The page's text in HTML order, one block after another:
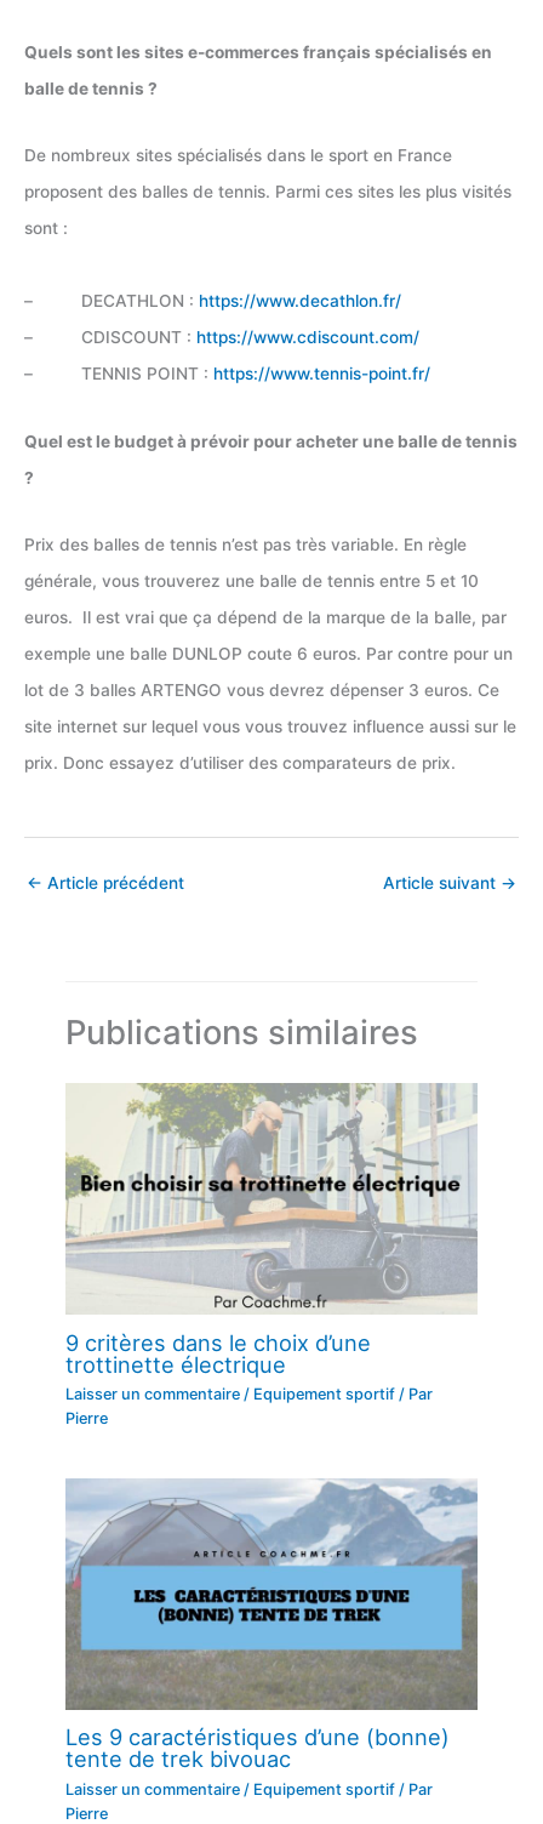
Quels sont les sites e-commerces français spécialisés en
balle de tennis ?
De nombreux sites spécialisés dans le sport en France
proposent des balles de tennis. Parmi ces sites les plus visités
sont :
– DECATHLON : https://www.decathlon.fr/
– CDISCOUNT : https://www.cdiscount.com/
– TENNIS POINT : https://www.tennis-point.fr/
Quel est le budget à prévoir pour acheter une balle de tennis
?
Prix des balles de tennis n’est pas très variable. En règle
générale, vous trouverez une balle de tennis entre 5 et 10
euros. Il est vrai que ça dépend de la marque de la balle, par
exemple une balle DUNLOP coute 6 euros. Par contre pour un
lot de 3 balles ARTENGO vous devrez dépenser 3 euros. Ce
site internet sur lequel vous vous trouvez influence aussi sur le
prix. Donc essayez d’utiliser des comparateurs de prix.
← Article précédent Article suivant →
Publications similaires
9 critères dans le choix d’une
trottinette électrique
Laisser un commentaire / Equipement sportif / Par
Pierre
Les 9 caractéristiques d’une (bonne)
tente de trek bivouac
Laisser un commentaire / Equipement sportif / Par
Pierre